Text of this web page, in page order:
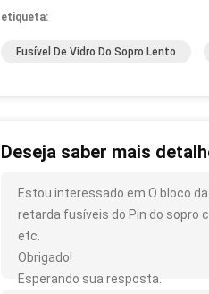
etiqueta:
Fusível De Vidro Do Sopro Lento
Deseja saber mais
Estou interessado em O bloco
retarda fusíveis do Pin do sopro
etc.
Obrigado!
Esperando sua resposta.